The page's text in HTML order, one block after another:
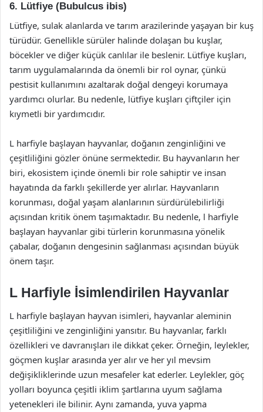
6. Lütfiye (Bubulcus ibis)
Lütfiye, sulak alanlarda ve tarım arazilerinde yaşayan bir kuş
türüdür. Genellikle sürüler halinde dolaşan bu kuşlar,
böcekler ve diğer küçük canlılar ile beslenir. Lütfiye kuşları,
tarım uygulamalarında da önemli bir rol oynar, çünkü
pestisit kullanımını azaltarak doğal dengeyi korumaya
yardımcı olurlar. Bu nedenle, lütfiye kuşları çiftçiler için
kıymetli bir yardımcıdır.
L harfiyle başlayan hayvanlar, doğanın zenginliğini ve
çeşitliliğini gözler önüne sermektedir. Bu hayvanların her
biri, ekosistem içinde önemli bir role sahiptir ve insan
hayatında da farklı şekillerde yer alırlar. Hayvanların
korunması, doğal yaşam alanlarının sürdürülebilirliği
açısından kritik önem taşımaktadır. Bu nedenle, l harfiyle
başlayan hayvanlar gibi türlerin korunmasına yönelik
çabalar, doğanın dengesinin sağlanması açısından büyük
önem taşır.
L Harfiyle İsimlendirilen Hayvanlar
L harfiyle başlayan hayvan isimleri, hayvanlar aleminin
çeşitliliğini ve zenginliğini yansıtır. Bu hayvanlar, farklı
özellikleri ve davranışları ile dikkat çeker. Örneğin, leylekler,
göçmen kuşlar arasında yer alır ve her yıl mevsim
değişikliklerinde uzun mesafeler kat ederler. Leylekler, göç
yolları boyunca çeşitli iklim şartlarına uyum sağlama
yetenekleri ile bilinir. Aynı zamanda, yuva yapma